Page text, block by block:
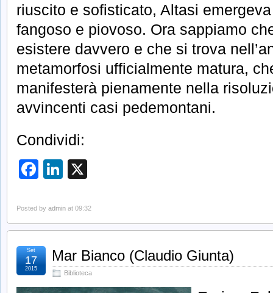
riuscito e sofisticato, Altasi
fangoso e piovoso. Ora sappiamo
esistere davvero e che si trova
metamorfosi ufficialmente matura,
manifesterà pienamente nella
avvincenti casi pedemontani.
Condividi:
Facebook
LinkedIn
Posted by admin at 09:32
Mar Bianco (Claudio Giunta)
Biblioteca
Set
17
2015